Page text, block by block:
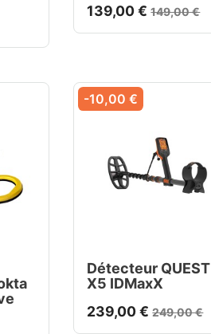
139,00 €149,00 €
Détecteur QUEST
X5 IDMaxX
239,00 €249,00 €
-10,00 €